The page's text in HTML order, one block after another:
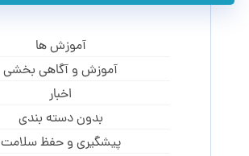
آموزش ها
آموزش و آگاهی‌ بخشی
اخبار
بدون دسته بندی
پیشگیری و حفظ سلامت